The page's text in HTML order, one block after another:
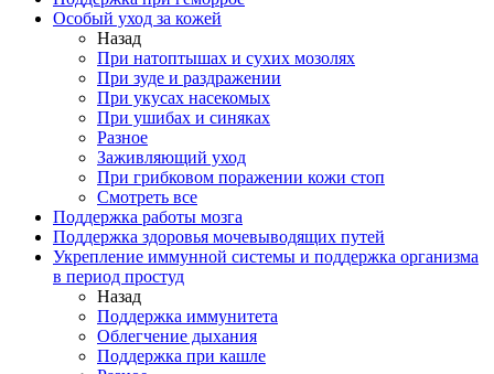
Особый уход за кожей
Назад
При натоптышах и сухих мозолях
При зуде и раздражении
При укусах насекомых
При ушибах и синяках
Разное
Заживляющий уход
При грибковом поражении кожи стоп
Смотреть все
Поддержка работы мозга
Поддержка здоровья мочевыводящих путей
Укрепление иммунной системы и поддержка организма
в период простуд
Назад
Поддержка иммунитета
Облегчение дыхания
Поддержка при кашле